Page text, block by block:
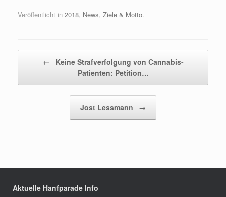
Veröffentlicht in 2018, News, Ziele & Motto.
←
Keine Strafverfolgung von Cannabis-
Patienten: Petition…
Jost Lessmann →
Aktuelle Hanfparade Info